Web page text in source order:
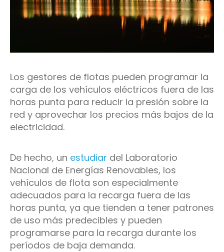
Los gestores de flotas pueden programar la
carga de los vehículos eléctricos fuera de las
horas punta para reducir la presión sobre la
red y aprovechar los precios más bajos de la
electricidad.
De hecho, un estudiar del Laboratorio
Nacional de Energías Renovables, los
vehículos de flota son especialmente
adecuados para la recarga fuera de las
horas punta, ya que tienden a tener patrones
de uso más predecibles y pueden
programarse para la recarga durante los
períodos de baja demanda.